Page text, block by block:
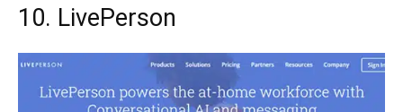
10. LivePerson